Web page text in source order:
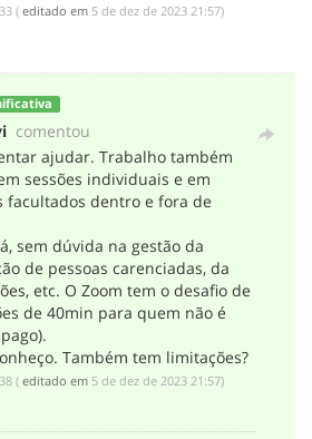
( editado em ‎5 de dez de 2023 21:57)
comentou
ajudar. Trabalho também
sessões individuais e em
facultados dentro e fora de
sem dúvida na gestão da
de pessoas carenciadas, da
etc. O Zoom tem o desafio de
de 40min para quem não é
Também tem limitações?
( editado em ‎5 de dez de 2023 21:57)